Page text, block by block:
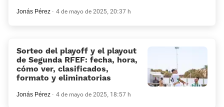
Jonás Pérez 4 de mayo de 2025, 20:37 h
Sorteo del playoff y el playout
de Segunda RFEF: fecha, hora,
cómo ver, clasificados,
formato y eliminatorias
Jonás Pérez 4 de mayo de 2025, 18:57 h